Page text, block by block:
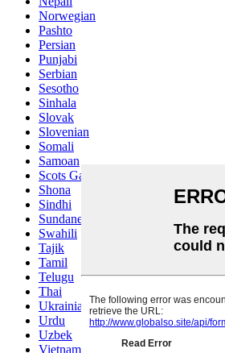
Norwegian
Pashto
Persian
Punjabi
Serbian
Sesotho
Sinhala
Slovak
Slovenian
Somali
Samoan
Scots Gaelic
Shona
Sindhi
Sundanese
Swahili
Tajik
Tamil
Telugu
Thai
Ukrainian
Urdu
Uzbek
Vietnamese